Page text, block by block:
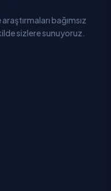
bağımsız
sizlere sunuyoruz.